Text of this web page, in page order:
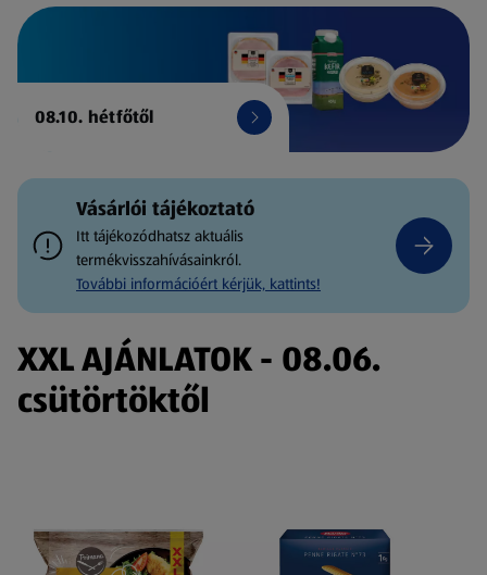
08.10. hétfőtől
Vásárlói tájékoztató
Itt tájékozódhatsz aktuális
termékvisszahívásainkról.
További információért kérjük, kattints!
XXL AJÁNLATOK - 08.06.
csütörtöktől